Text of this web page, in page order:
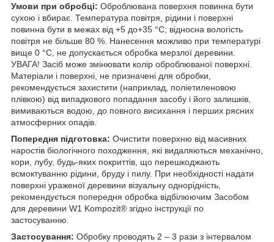
Умови при обробці: Оброблювана поверхня повинна бути
сухою і вбирає. Температура повітря, рідини і поверхні
повинна бути в межах від +5 до+35 °С; відносна вологість
повітря не більше 80 %. Нанесення можливо при температурі
вище 0 °С, не допускається обробка мерзлої деревини.
УВАГА! Засіб може змінювати колір оброблюваної поверхні.
Матеріали і поверхні, не призначені для обробки,
рекомендується захистити (наприклад, поліетиленовою
плівкою) від випадкового попадання засобу і його залишків,
вимиваються водою, до повного висихання і перших рясних
атмосферних опадів.
Попередня підготовка: Очистити поверхню від масивних
наростів біологічного походження, які видаляються механічно,
кори, лубу, будь-яких покриттів, що перешкоджають
всмоктуванню рідини, бруду і пилу. При необхідності надати
поверхні ураженої деревини візуальну однорідність,
рекомендується попередня обробка відбілюючим Засобом
для деревини W1 Kompozit® згідно інструкції по
застосуванню.
Застосування: Обробку проводять 2 – 3 рази з інтервалом